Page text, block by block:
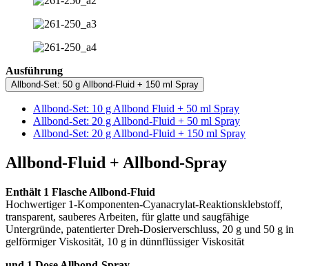
Ausführung
Allbond-Set: 50 g Allbond-Fluid + 150 ml Spray
Allbond-Set: 10 g Allbond Fluid + 50 ml Spray
Allbond-Set: 20 g Allbond-Fluid + 50 ml Spray
Allbond-Set: 20 g Allbond-Fluid + 150 ml Spray
Allbond-Fluid + Allbond-Spray
Enthält 1 Flasche Allbond-Fluid
Hochwertiger 1-Komponenten-Cyanacrylat-Reaktionsklebstoff,
transparent, sauberes Arbeiten, für glatte und saugfähige
Untergründe, patentierter Dreh-Dosierverschluss, 20 g und 50 g in
gelförmiger Viskosität, 10 g in dünnflüssiger Viskosität